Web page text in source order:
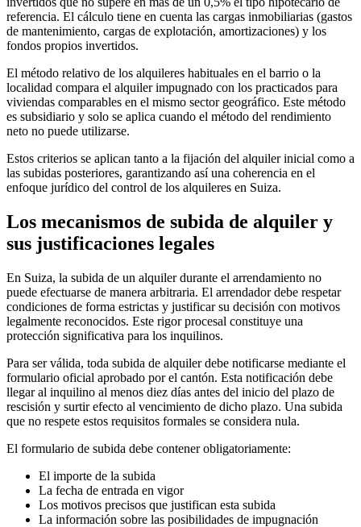
referencia. El cálculo tiene en cuenta las cargas inmobiliarias (gastos
de mantenimiento, cargas de explotación, amortizaciones) y los
fondos propios invertidos.
El método relativo de los alquileres habituales en el barrio o la
localidad compara el alquiler impugnado con los practicados para
viviendas comparables en el mismo sector geográfico. Este método
es subsidiario y solo se aplica cuando el método del rendimiento
neto no puede utilizarse.
Estos criterios se aplican tanto a la fijación del alquiler inicial como a
las subidas posteriores, garantizando así una coherencia en el
enfoque jurídico del control de los alquileres en Suiza.
Los mecanismos de subida de alquiler y
sus justificaciones legales
En Suiza, la subida de un alquiler durante el arrendamiento no
puede efectuarse de manera arbitraria. El arrendador debe respetar
condiciones de forma estrictas y justificar su decisión con motivos
legalmente reconocidos. Este rigor procesal constituye una
protección significativa para los inquilinos.
Para ser válida, toda subida de alquiler debe notificarse mediante el
formulario oficial aprobado por el cantón. Esta notificación debe
llegar al inquilino al menos diez días antes del inicio del plazo de
rescisión y surtir efecto al vencimiento de dicho plazo. Una subida
que no respete estos requisitos formales se considera nula.
El formulario de subida debe contener obligatoriamente:
El importe de la subida
La fecha de entrada en vigor
Los motivos precisos que justifican esta subida
La información sobre las posibilidades de impugnación